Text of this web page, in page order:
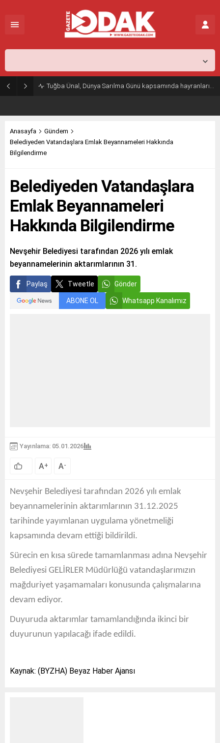
Tuğba Ünal, Dünya Sarılma Günü kapsamında hayranlarıyla buluştu
Anasayfa
Gündem
Belediyeden Vatandaşlara Emlak Beyannameleri Hakkında
Bilgilendirme
Belediyeden Vatandaşlara
Emlak Beyannameleri
Hakkında Bilgilendirme
Nevşehir Belediyesi tarafından 2026 yılı emlak
beyannamelerinin aktarımlarının 31.
Paylaş Tweetle Gönder
ABONE OL Whatsapp Kanalımız
Yayınlama: 05.01.2026
A+ A-
Nevşehir Belediyesi tarafından 2026 yılı emlak
beyannamelerinin aktarımlarının 31.12.2025
tarihinde yayımlanan uygulama yönetmeliği
kapsamında devam ettiği bildirildi.
Sürecin en kısa sürede tamamlanması adına Nevşehir
Belediyesi GELİRLER Müdürlüğü vatandaşlarımızın
mağduriyet yaşamamaları konusunda çalışmalarına
devam ediyor.
Duyuruda aktarımlar tamamlandığında ikinci bir
duyurunun yapılacağı ifade edildi.
Kaynak: (BYZHA) Beyaz Haber Ajansı